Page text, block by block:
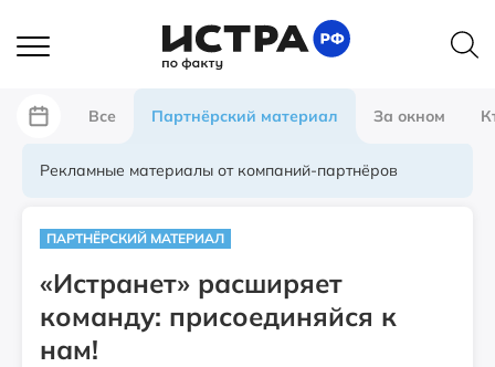
Все Партнёрский материал За окном
Рекламные материалы от компаний-партнёров
ПАРТНЁРСКИЙ МАТЕРИАЛ
«Истранет» расширяет
команду: присоединяйся к
нам!